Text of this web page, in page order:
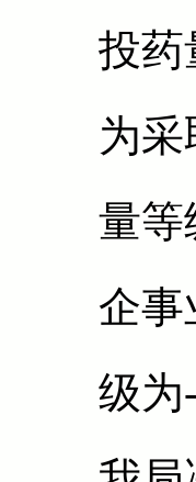
投药
为
量等
企事
级为